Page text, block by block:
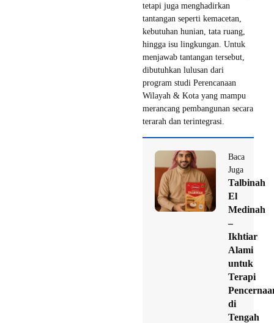
tetapi juga menghadirkan
tantangan seperti kemacetan,
kebutuhan hunian, tata ruang,
hingga isu lingkungan. Untuk
menjawab tantangan tersebut,
dibutuhkan lulusan dari
program studi Perencanaan
Wilayah & Kota yang mampu
merancang pembangunan secara
terarah dan terintegrasi.
Baca
Juga
Talbinah
El
Medinah
–
Ikhtiar
Alami
untuk
Terapi
di
Tengah